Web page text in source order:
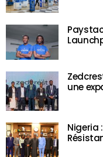
une
Nigeria